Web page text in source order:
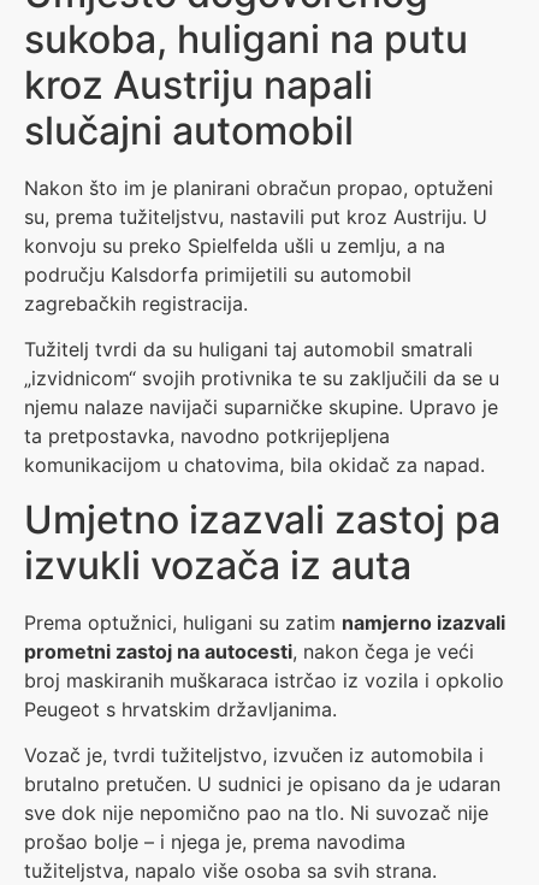
sukoba, huligani na putu
kroz Austriju napali
slučajni automobil
Nakon što im je planirani obračun propao, optuženi
su, prema tužiteljstvu, nastavili put kroz Austriju. U
konvoju su preko Spielfelda ušli u zemlju, a na
području Kalsdorfa primijetili su automobil
zagrebačkih registracija.
Tužitelj tvrdi da su huligani taj automobil smatrali
„izvidnicom“ svojih protivnika te su zaključili da se u
njemu nalaze navijači suparničke skupine. Upravo je
ta pretpostavka, navodno potkrijepljena
komunikacijom u chatovima, bila okidač za napad.
Umjetno izazvali zastoj pa
izvukli vozača iz auta
Prema optužnici, huligani su zatim namjerno izazvali
prometni zastoj na autocesti, nakon čega je veći
broj maskiranih muškaraca istrčao iz vozila i opkolio
Peugeot s hrvatskim državljanima.
Vozač je, tvrdi tužiteljstvo, izvučen iz automobila i
brutalno pretučen. U sudnici je opisano da je udaran
sve dok nije nepomično pao na tlo. Ni suvozač nije
prošao bolje – i njega je, prema navodima
tužiteljstva, napalo više osoba sa svih strana.